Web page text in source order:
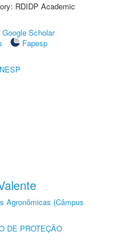
RDIDP Academic
Google Scholar
Fapesp
Agronômicas (Câmpus
DE PROTEÇÃO